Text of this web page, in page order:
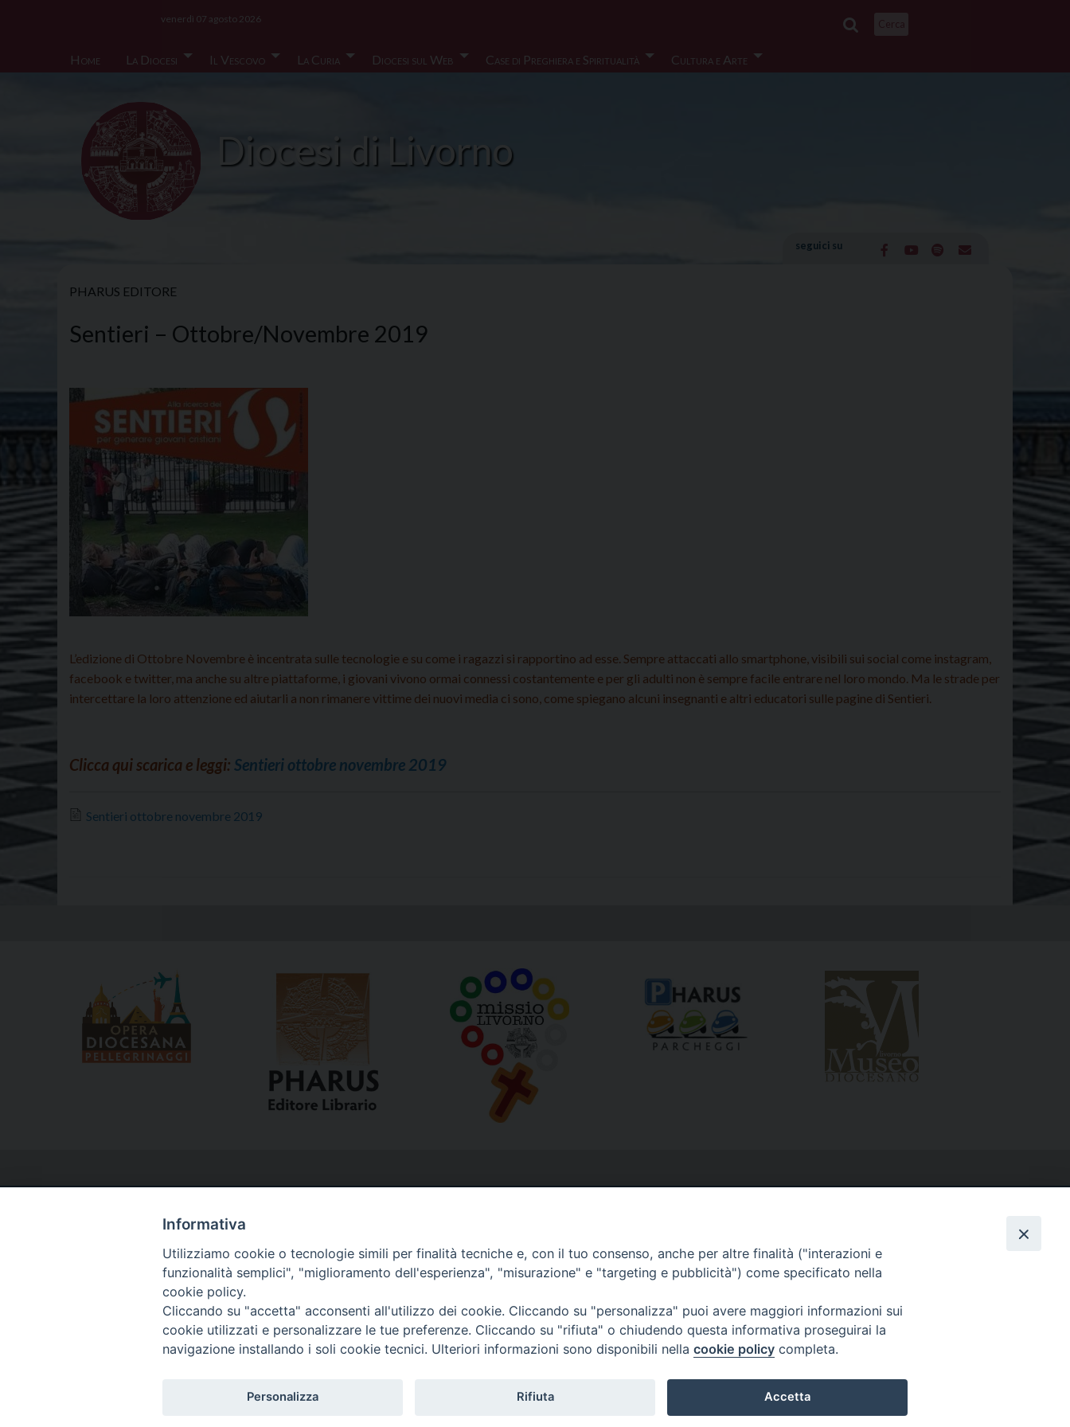
Home
La Diocesi Il Vescovo La Curia Diocesi sul Web Case di Preghiera e Spiritualità Cultura e Arte
venerdì 07 agosto 2026
Diocesi di Livorno
seguici su
PHARUS EDITORE
Sentieri – Ottobre/Novembre 2019
L’edizione di Ottobre Novembre è incentrata sulle tecnologie e su come i ragazzi si rapportino ad esse. Sempre attaccati allo smartphone, visibili sui social come instagram,
facebook e twitter, ma anche su altre piattaforme, i giovani vivono ormai connessi costantemente e per gli adulti non è sempre facile entrare nel loro mondo. Ma le strade per
intercettare la loro attenzione ed aiutarli a non rimanere vittime dei nuovi media ci sono, come spiegano alcuni insegnanti e altri educatori sulle pagine di Sentieri.
Clicca qui scarica e leggi: Sentieri ottobre novembre 2019
Sentieri ottobre novembre 2019
Via del Seminario, 61 - 57122 Livorno LI
Tel. 0586 276211
Informativa
Utilizziamo cookie o tecnologie simili per finalità tecniche e, con il tuo consenso, anche per altre finalità ("interazioni e
funzionalità semplici", "miglioramento dell'esperienza", "misurazione" e "targeting e pubblicità") come specificato nella
cookie policy.
Cliccando su "accetta" acconsenti all'utilizzo dei cookie. Cliccando su "personalizza" puoi avere maggiori informazioni sui
cookie utilizzati e personalizzare le tue preferenze. Cliccando su "rifiuta" o chiudendo questa informativa proseguirai la
navigazione installando i soli cookie tecnici. Ulteriori informazioni sono disponibili nella cookie policy completa.
Personalizza Rifiuta Accetta